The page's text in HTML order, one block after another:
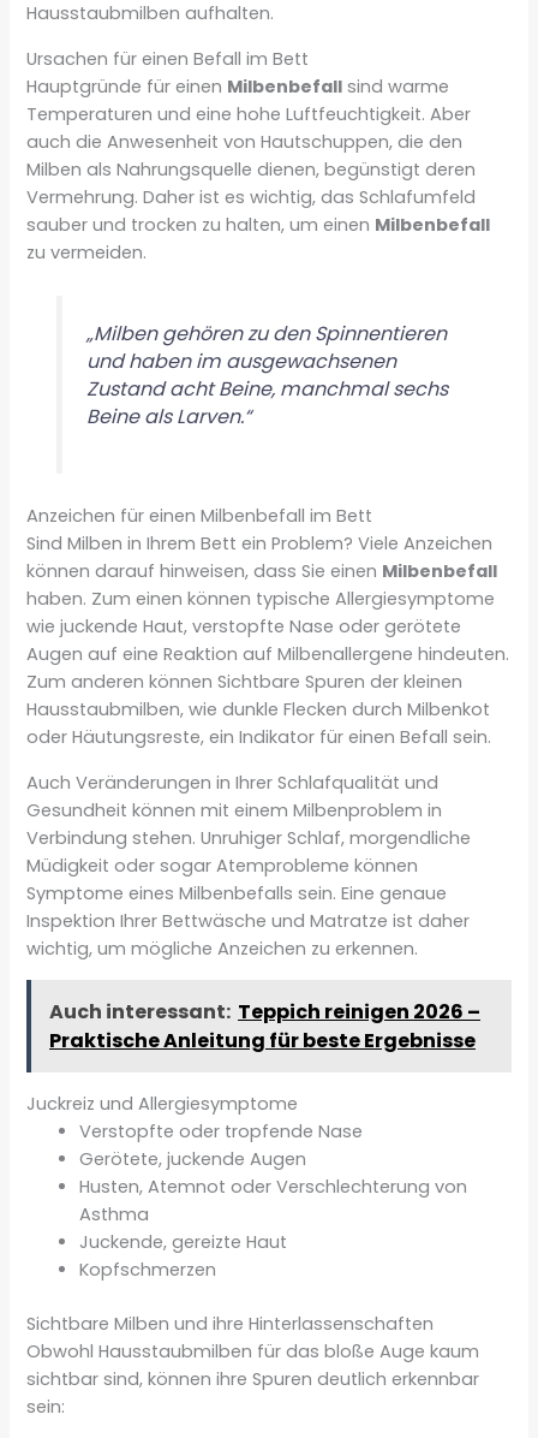
Hausstaubmilben aufhalten.
Ursachen für einen Befall im Bett
Hauptgründe für einen Milbenbefall sind warme
Temperaturen und eine hohe Luftfeuchtigkeit. Aber
auch die Anwesenheit von Hautschuppen, die den
Milben als Nahrungsquelle dienen, begünstigt deren
Vermehrung. Daher ist es wichtig, das Schlafumfeld
sauber und trocken zu halten, um einen Milbenbefall
zu vermeiden.
„Milben gehören zu den Spinnentieren
und haben im ausgewachsenen
Zustand acht Beine, manchmal sechs
Beine als Larven.“
Anzeichen für einen Milbenbefall im Bett
Sind Milben in Ihrem Bett ein Problem? Viele Anzeichen
können darauf hinweisen, dass Sie einen Milbenbefall
haben. Zum einen können typische Allergiesymptome
wie juckende Haut, verstopfte Nase oder gerötete
Augen auf eine Reaktion auf Milbenallergene hindeuten.
Zum anderen können Sichtbare Spuren der kleinen
Hausstaubmilben, wie dunkle Flecken durch Milbenkot
oder Häutungsreste, ein Indikator für einen Befall sein.
Auch Veränderungen in Ihrer Schlafqualität und
Gesundheit können mit einem Milbenproblem in
Verbindung stehen. Unruhiger Schlaf, morgendliche
Müdigkeit oder sogar Atemprobleme können
Symptome eines Milbenbefalls sein. Eine genaue
Inspektion Ihrer Bettwäsche und Matratze ist daher
wichtig, um mögliche Anzeichen zu erkennen.
Auch interessant: Teppich reinigen 2026 –
Praktische Anleitung für beste Ergebnisse
Juckreiz und Allergiesymptome
Verstopfte oder tropfende Nase
Gerötete, juckende Augen
Husten, Atemnot oder Verschlechterung von
Asthma
Juckende, gereizte Haut
Kopfschmerzen
Sichtbare Milben und ihre Hinterlassenschaften
Obwohl Hausstaubmilben für das bloße Auge kaum
sichtbar sind, können ihre Spuren deutlich erkennbar
sein: